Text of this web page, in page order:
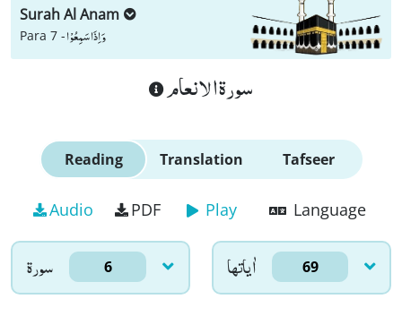
Surah Al Anam
Para 7 -وَ اِذَا سَمِعُوْا
سورة الانعام
Reading Translation Tafseer
Audio PDF Play Language
سورۃ 6 اٰياتها 69